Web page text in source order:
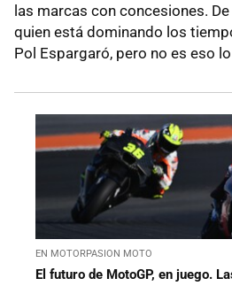
las marcas con concesiones.
quien está dominando los
Pol Espargaró, pero no es eso
EN MOTORPASION MOTO
El futuro de MotoGP, en juego.